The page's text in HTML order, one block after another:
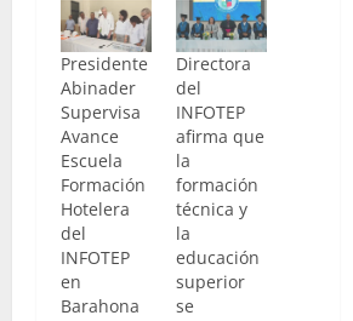
Presidente
Abinader
Supervisa
Avance
Escuela
Formación
Hotelera
del
INFOTEP
en
Barahona
Directora
del
INFOTEP
afirma que
la
formación
técnica y
la
educación
superior
se